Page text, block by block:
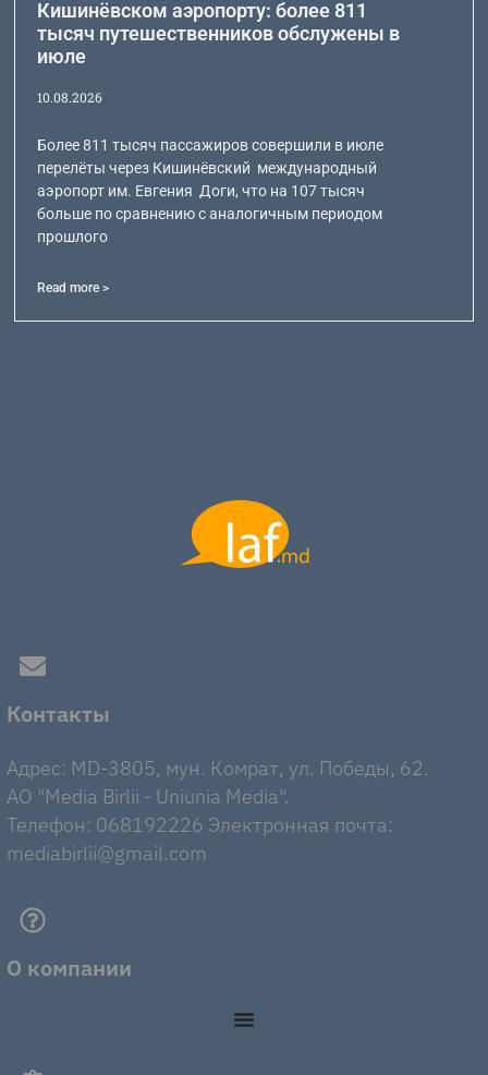
Кишинёвском аэропорту: более 811
тысяч путешественников обслужены в
июле
10.08.2026
Более 811 тысяч пассажиров совершили в июле
перелёты через Кишинёвский международный
аэропорт им. Евгения Доги, что на 107 тысяч
больше по сравнению с аналогичным периодом
прошлого
Read more >
Контакты
Адрес: MD-3805, мун. Комрат, ул. Победы, 62.
AO "Media Birlii - Uniunia Media".
Телефон: 068192226 Электронная почта:
mediabirlii@gmail.com
О компании